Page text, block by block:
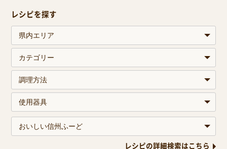
レシピを探す
レシピの詳細検索はこちら